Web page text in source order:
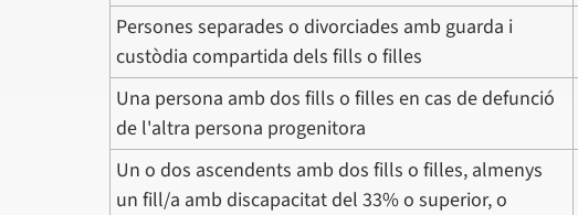
Persones separades o divorciades amb guarda i
custòdia compartida dels fills o filles
Una persona amb dos fills o filles en cas de defunció
de l'altra persona progenitora
Un o dos ascendents amb dos fills o filles, almenys
un fill/a amb discapacitat del 33% o superior, o